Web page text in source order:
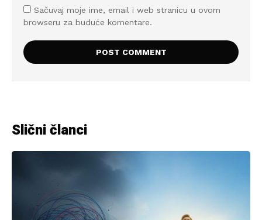
Sačuvaj moje ime, email i web stranicu u ovom
browseru za buduće komentare.
Slični članci